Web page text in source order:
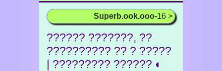
Superb.ook.ooo-16 >
?????? ???????, ??
?????????? ?? ? ?????
| ????????? ?????? ◐